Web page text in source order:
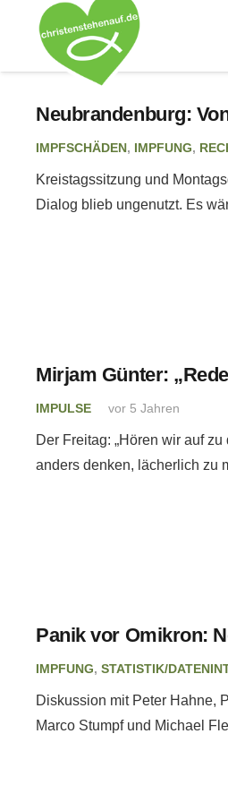
Neubrandenburg:
IMPFSCHÄDEN, IMPFUNG,
Kreistagssitzung und
Dialog blieb ungenutzt. Es
Mirjam Günter:
IMPULSE vor 5 Jahren
Der Freitag: „Hören wir auf
anders denken, lächerlich zu
Panik vor Omikron:
IMPFUNG, STATISTIK/
Diskussion mit Peter Hahne,
Marco Stumpf und Michael